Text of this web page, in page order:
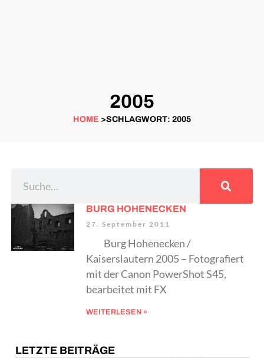
2005
HOME >SCHLAGWORT: 2005
BURG HOHENECKEN
27. September 2011
Burg Hohenecken /
Kaiserslautern 2005 – Fotografiert
mit der Canon PowerShot S45,
bearbeitet mit FX
WEITERLESEN »
LETZTE BEITRÄGE